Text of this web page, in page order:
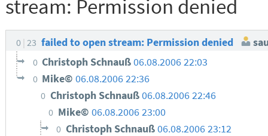
stream: Permission denied
0 23 failed to open stream: Permission denied
0 Christoph Schnauß06.08.2006 22:03
0 Mike©06.08.2006 22:36
0 Christoph Schnauß06.08.2006 22:46
0 Mike© 06.08.2006 23:00
0 Christoph Schnauß06.08.2006 23:12